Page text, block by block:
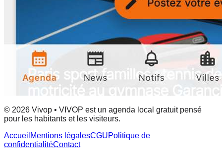
© 2026 Vivop • VIVOP est un agenda local gratuit pensé
pour les habitants et les visiteurs.
Accueil Mentions légalesCGUPolitique de
confidentialitéContact